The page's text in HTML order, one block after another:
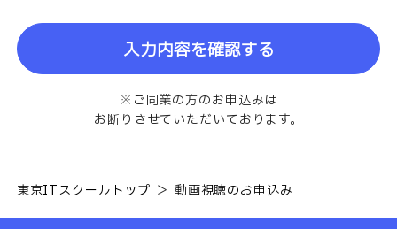
入力内容を確認する
※ご同業の方のお申込みは
お断りさせていただいております。
東京ITスクールトップ 動画視聴のお申込み